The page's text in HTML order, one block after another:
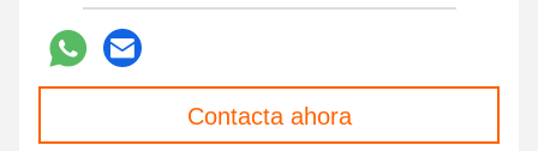
Contacta ahora